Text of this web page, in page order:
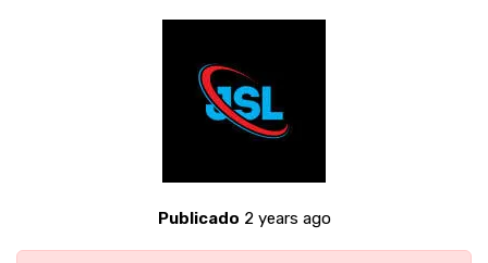
Publicado 2 years ago